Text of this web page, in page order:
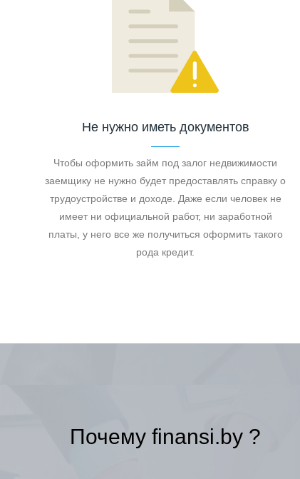
Не нужно иметь документов
Чтобы оформить займ под залог недвижимости
заемщику не нужно будет предоставлять справку о
трудоустройстве и доходе. Даже если человек не
имеет ни официальной работ, ни заработной
платы, у него все же получиться оформить такого
рода кредит.
Почему finansi.by ?